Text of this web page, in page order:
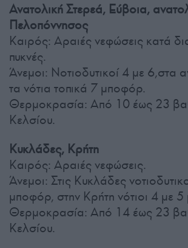
Ανατολική Στερεά, Εύβοια,
Πελοπόννησος
Καιρός: Αραιές νεφώσεις κατά
πυκνές.
Άνεμοι: Νοτιοδυτικοί 4 με 6,στα
τα νότια τοπικά 7 μποφόρ.
Θερμοκρασία: Από 10 έως 23
Κελσίου.
Κυκλάδες, Κρήτη
Καιρός: Αραιές νεφώσεις.
Άνεμοι: Στις Κυκλάδες
μποφόρ, στην Κρήτη νότιοι 4 με
Θερμοκρασία: Από 14 έως 23
Κελσίου.